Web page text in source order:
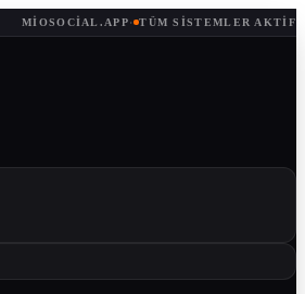
MIOSOCIAL.APP· TÜM SISTEMLER AKTIF